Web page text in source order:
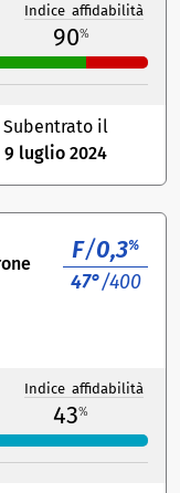
Indice affidabilità
90%
Subentrato il
9 luglio 2024
F/0,3%
47°/400
Indice affidabilità
43%